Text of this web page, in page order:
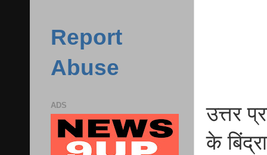
उत्तर
के
Report
Abuse
ADS